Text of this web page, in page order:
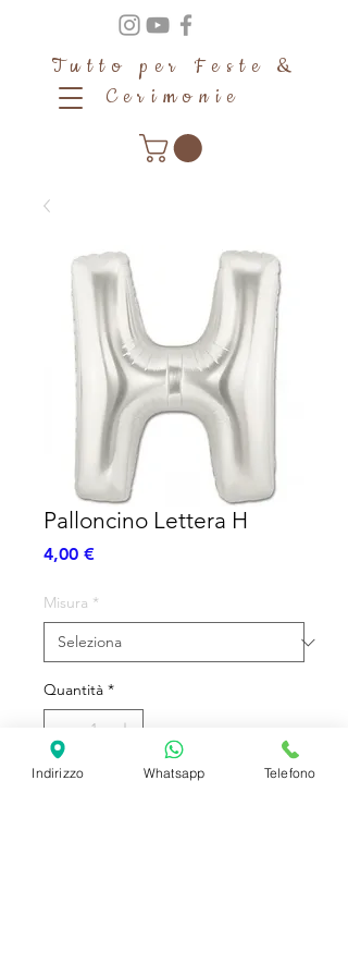
Tutto per Feste &
Cerimonie
Palloncino Lettera H
4,00 €Prezzo
Misura *
Quantità *
Indirizzo Whatsapp Telefono